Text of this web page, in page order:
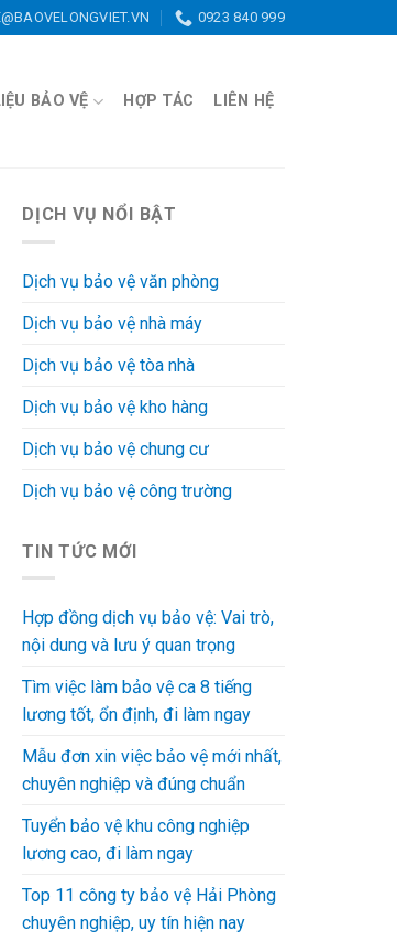
0923 840 999
BẢO VỆ HỢP TÁC LIÊN HỆ
DỊCH VỤ NỔI BẬT
Dịch vụ bảo vệ văn phòng
Dịch vụ bảo vệ nhà máy
Dịch vụ bảo vệ tòa nhà
Dịch vụ bảo vệ kho hàng
Dịch vụ bảo vệ chung cư
Dịch vụ bảo vệ công trường
TIN TỨC MỚI
Hợp đồng dịch vụ bảo vệ: Vai trò,
nội dung và lưu ý quan trọng
Tìm việc làm bảo vệ ca 8 tiếng
lương tốt, ổn định, đi làm ngay
Mẫu đơn xin việc bảo vệ mới nhất,
chuyên nghiệp và đúng chuẩn
Tuyển bảo vệ khu công nghiệp
lương cao, đi làm ngay
Top 11 công ty bảo vệ Hải Phòng
chuyên nghiệp, uy tín hiện nay